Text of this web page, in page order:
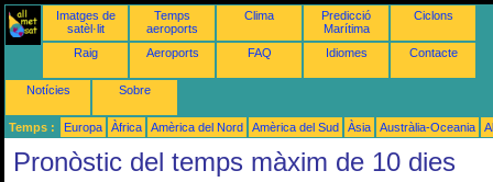
Imatges de
satèl·lit
Temps
aeroports
Clima
Predicció
Marítima
Ciclons
Raig Aeroports FAQ Idiomes Contacte
Notícies Sobre
Temps : Europa Àfrica Amèrica del Nord Amèrica del Sud Àsia Austràlia-Oceania
Pronòstic del temps màxim de 10 dies